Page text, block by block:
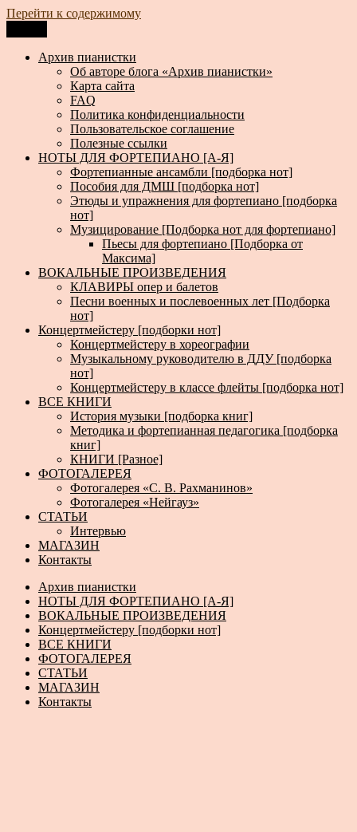
Перейти к содержимому
Архив пианистки
Всё для пианистов: ноты, книги, музыка, статьи…
Архив пианистки
Об авторе блога «Архив пианистки»
Карта сайта
FAQ
Политика конфиденциальности
Пользовательское соглашение
Полезные ссылки
НОТЫ ДЛЯ ФОРТЕПИАНО [А-Я]
Фортепианные ансамбли [подборка нот]
Пособия для ДМШ [подборка нот]
Этюды и упражнения для фортепиано [подборка
нот]
Музицирование [Подборка нот для фортепиано]
Пьесы для фортепиано [Подборка от
Максима]
ВОКАЛЬНЫЕ ПРОИЗВЕДЕНИЯ
КЛАВИРЫ опер и балетов
Песни военных и послевоенных лет [Подборка
нот]
Концертмейстеру [подборки нот]
Концертмейстеру в хореографии
Музыкальному руководителю в ДДУ [подборка
нот]
Концертмейстеру в классе флейты [подборка нот]
ВСЕ КНИГИ
История музыки [подборка книг]
Методика и фортепианная педагогика [подборка
книг]
КНИГИ [Разное]
ФОТОГАЛЕРЕЯ
Фотогалерея «С. В. Рахманинов»
Фотогалерея «Нейгауз»
СТАТЬИ
Интервью
МАГАЗИН
Контакты
Архив пианистки
НОТЫ ДЛЯ ФОРТЕПИАНО [А-Я]
ВОКАЛЬНЫЕ ПРОИЗВЕДЕНИЯ
Концертмейстеру [подборки нот]
ВСЕ КНИГИ
ФОТОГАЛЕРЕЯ
СТАТЬИ
МАГАЗИН
Контакты